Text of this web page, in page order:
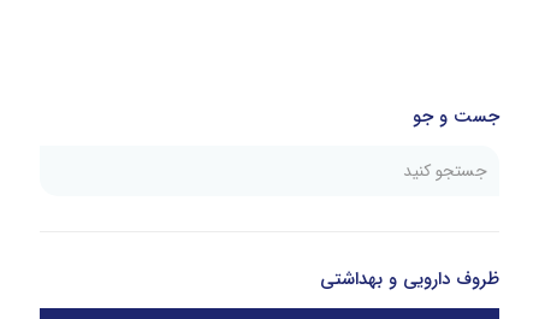
جست و جو
ظروف دارویی و بهداشتی